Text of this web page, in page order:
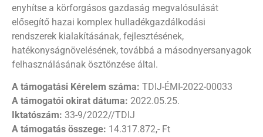
enyhítse a körforgásos gazdaság megvalósulását
elősegítő hazai komplex hulladékgazdálkodási
rendszerek kialakításának, fejlesztésének,
hatékonyságnövelésének, továbbá a másodnyersanyagok
felhasználásának ösztönzése által.
A támogatási Kérelem száma: TDIJ-ÉMI-2022-00033
A támogatói okirat dátuma: 2022.05.25.
Iktatószám: 33-9/2022//TDIJ
A támogatás összege: 14.317.872,- Ft